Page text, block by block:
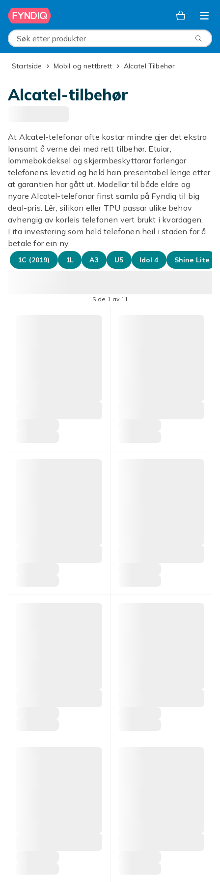
Hopp til hovedinnhold
Søk etter produkter
Startside Mobil og nettbrett Alcatel Tilbehør
Alcatel-tilbehør
At Alcatel-telefonar ofte kostar mindre gjer det ekstra
lønsamt å verne dei med rett tilbehør. Etuiar,
lommebokdeksel og skjermbeskyttarar forlengar
telefonens levetid og held han presentabel lenge etter
at garantien har gått ut. Modellar til både eldre og
nyare Alcatel-telefonar finst samla på Fyndiq til big
deal-pris. Lêr, silikon eller TPU passar ulike behov
avhengig av korleis telefonen vert brukt i kvardagen.
Lita investering som held telefonen heil i staden for å
betale for ein ny.
1C (2019) 1L A3 U5 Idol 4 Shine Lite
Side 1 av 11